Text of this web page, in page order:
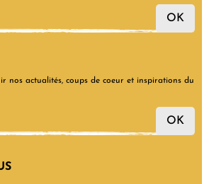
OK
nos actualités, coups de coeur et inspirations du
OK